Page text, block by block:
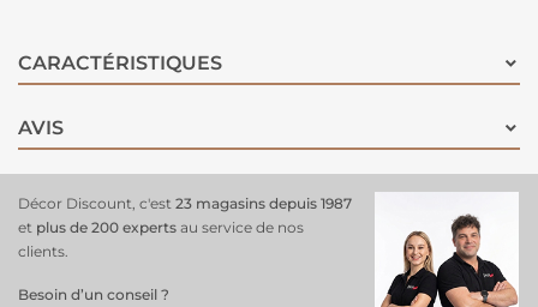
CARACTÉRISTIQUES
AVIS
Décor Discount, c'est 23 magasins depuis 1987
et plus de 200 experts au service de nos
clients.
Besoin d’un conseil ?